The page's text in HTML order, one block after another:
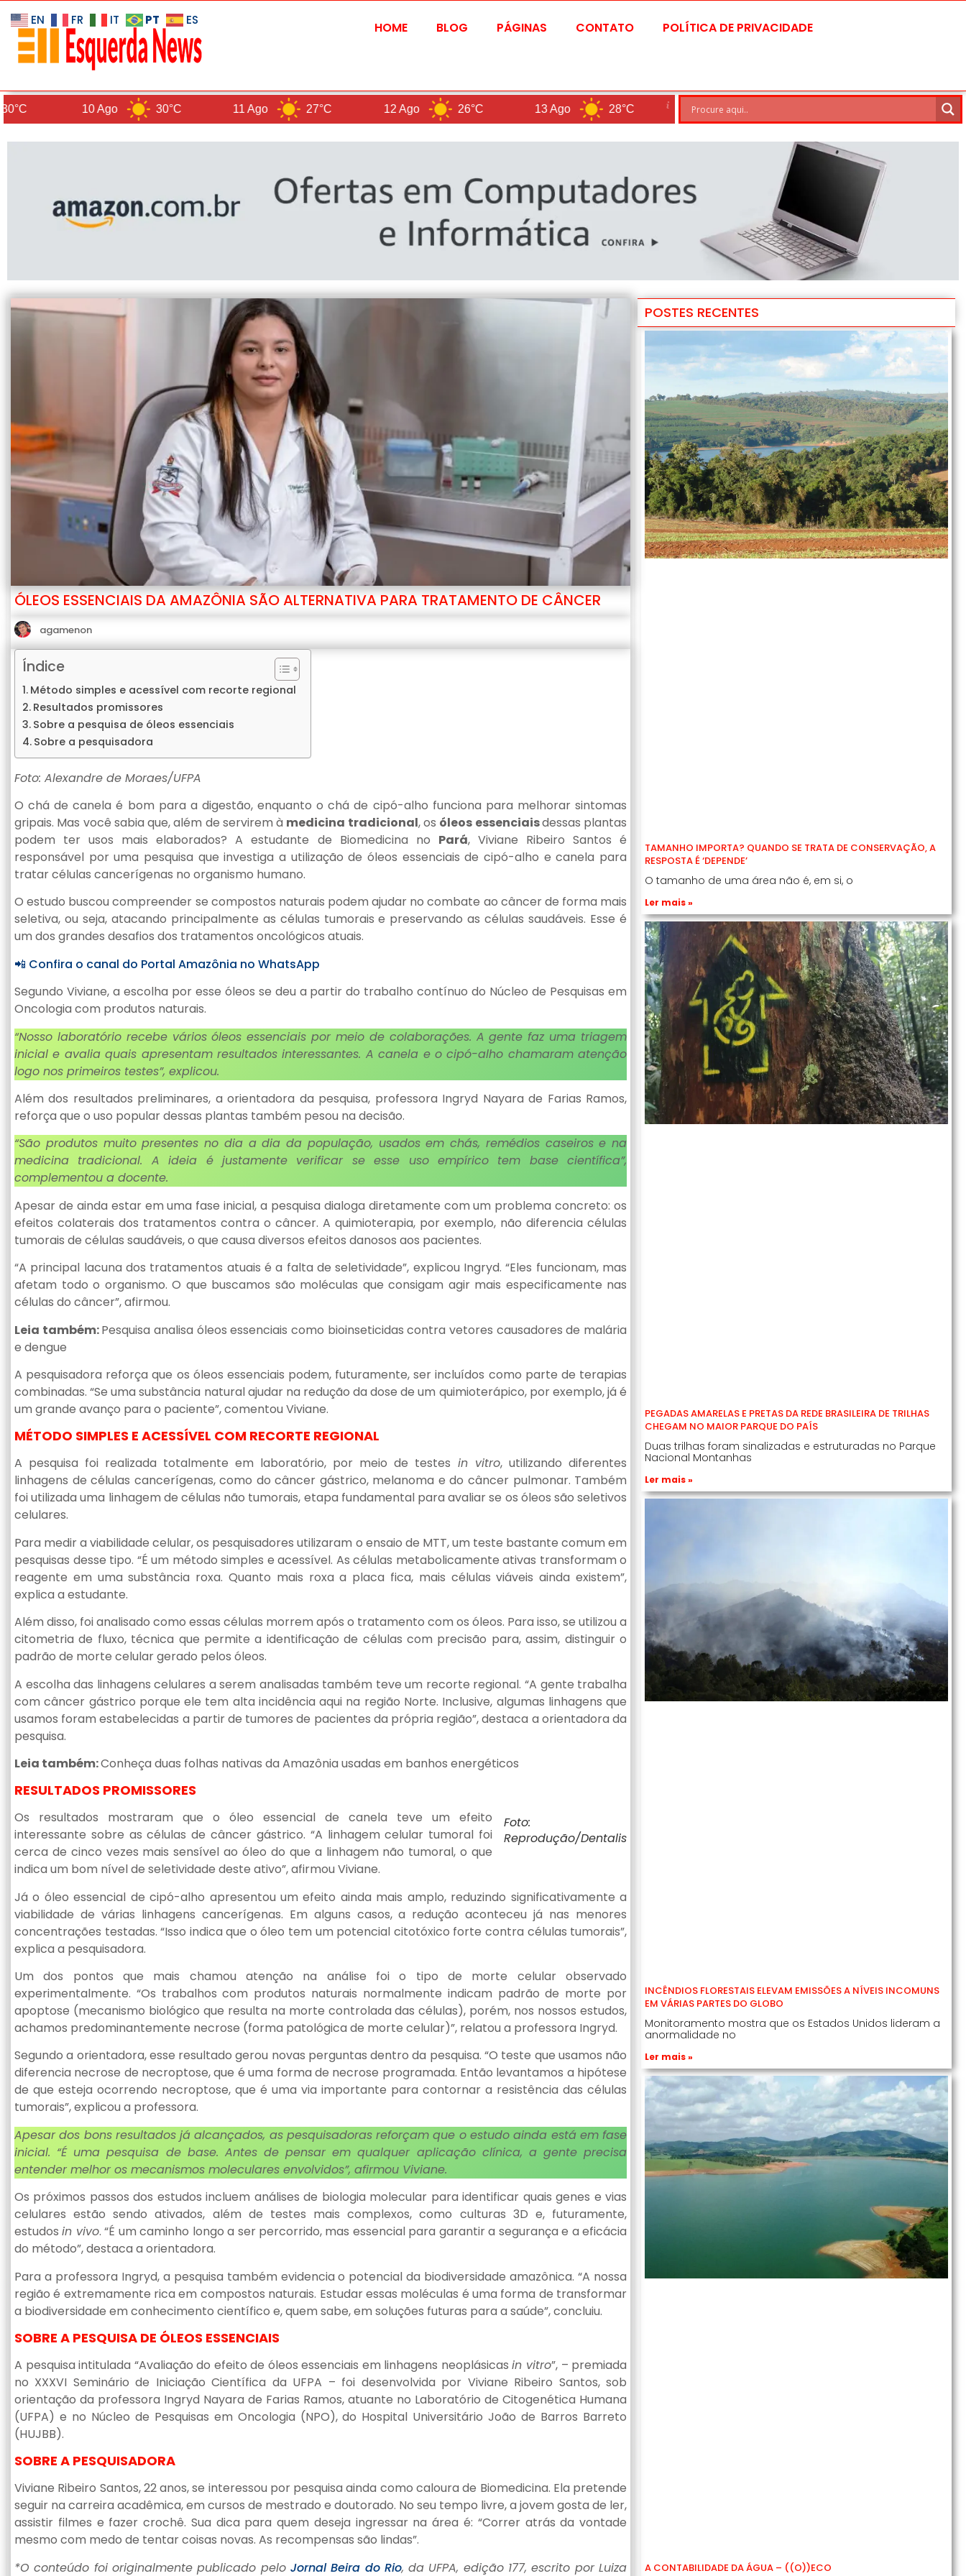
HOME BLOG PÁGINAS CONTATO POLÍTICA DE PRIVACIDADE
30°C 27°C 26°C 28°C Brasilia 8
ÓLEOS ESSENCIAIS DA AMAZÔNIA SÃO ALTERNATIVA PARA TRATAMENTO DE CÂNCER
agamenon
Índice
Método simples e acessível com recorte regional
Resultados promissores
Sobre a pesquisa de óleos essenciais
Sobre a pesquisadora
Foto: Alexandre de Moraes/UFPA
O chá de canela é bom para a digestão, enquanto o chá de cipó-alho funciona para melhorar sintomas
gripais. Mas você sabia que, além de servirem à medicina tradicional, os óleos essenciaisdessas plantas
podem ter usos mais elaborados? A estudante de Biomedicina no Pará, Viviane Ribeiro Santos é
responsável por uma pesquisa que investiga a utilização de óleos essenciais de cipó-alho e canela para
tratar células cancerígenas no organismo humano.
O estudo buscou compreender se compostos naturais podem ajudar no combate ao câncer de forma mais
seletiva, ou seja, atacando principalmente as células tumorais e preservando as células saudáveis. Esse é
um dos grandes desafios dos tratamentos oncológicos atuais.
📲 Confira o canal do Portal Amazônia no WhatsApp
Segundo Viviane, a escolha por esse óleos se deu a partir do trabalho contínuo do Núcleo de Pesquisas em
Oncologia com produtos naturais.
“Nosso laboratório recebe vários óleos essenciais por meio de colaborações. A gente faz uma triagem
inicial e avalia quais apresentam resultados interessantes. A canela e o cipó-alho chamaram atenção
logo nos primeiros testes”, explicou.
Além dos resultados preliminares, a orientadora da pesquisa, professora Ingryd Nayara de Farias Ramos,
reforça que o uso popular dessas plantas também pesou na decisão.
“São produtos muito presentes no dia a dia da população, usados em chás, remédios caseiros e na
medicina tradicional. A ideia é justamente verificar se esse uso empírico tem base científica”,
complementou a docente.
Apesar de ainda estar em uma fase inicial, a pesquisa dialoga diretamente com um problema concreto: os
efeitos colaterais dos tratamentos contra o câncer. A quimioterapia, por exemplo, não diferencia células
tumorais de células saudáveis, o que causa diversos efeitos danosos aos pacientes.
“A principal lacuna dos tratamentos atuais é a falta de seletividade”, explicou Ingryd. “Eles funcionam, mas
afetam todo o organismo. O que buscamos são moléculas que consigam agir mais especificamente nas
células do câncer”, afirmou.
Leia também:Pesquisa analisa óleos essenciais como bioinseticidas contra vetores causadores de malária
e dengue
A pesquisadora reforça que os óleos essenciais podem, futuramente, ser incluídos como parte de terapias
combinadas. “Se uma substância natural ajudar na redução da dose de um quimioterápico, por exemplo, já é
um grande avanço para o paciente”, comentou Viviane.
MÉTODO SIMPLES E ACESSÍVEL COM RECORTE REGIONAL
A pesquisa foi realizada totalmente em laboratório, por meio de testes in vitro, utilizando diferentes
linhagens de células cancerígenas, como do câncer gástrico, melanoma e do câncer pulmonar. Também
foi utilizada uma linhagem de células não tumorais, etapa fundamental para avaliar se os óleos são seletivos
celulares.
Para medir a viabilidade celular, os pesquisadores utilizaram o ensaio de MTT, um teste bastante comum em
pesquisas desse tipo. “É um método simples e acessível. As células metabolicamente ativas transformam o
reagente em uma substância roxa. Quanto mais roxa a placa fica, mais células viáveis ainda existem”,
explica a estudante.
Além disso, foi analisado como essas células morrem após o tratamento com os óleos. Para isso, se utilizou a
citometria de fluxo, técnica que permite a identificação de células com precisão para, assim, distinguir o
padrão de morte celular gerado pelos óleos.
A escolha das linhagens celulares a serem analisadas também teve um recorte regional. “A gente trabalha
com câncer gástrico porque ele tem alta incidência aqui na região Norte. Inclusive, algumas linhagens que
usamos foram estabelecidas a partir de tumores de pacientes da própria região”, destaca a orientadora da
pesquisa.
Leia também:Conheça duas folhas nativas da Amazônia usadas em banhos energéticos
RESULTADOS PROMISSORES
Foto:
Reprodução/Dentalis
Os resultados mostraram que o óleo essencial de canela teve um efeito
interessante sobre as células de câncer gástrico. “A linhagem celular tumoral foi
cerca de cinco vezes mais sensível ao óleo do que a linhagem não tumoral, o que
indica um bom nível de seletividade deste ativo”, afirmou Viviane.
Já o óleo essencial de cipó-alho apresentou um efeito ainda mais amplo, reduzindo significativamente a
viabilidade de várias linhagens cancerígenas. Em alguns casos, a redução aconteceu já nas menores
concentrações testadas. “Isso indica que o óleo tem um potencial citotóxico forte contra células tumorais”,
explica a pesquisadora.
Um dos pontos que mais chamou atenção na análise foi o tipo de morte celular observado
experimentalmente. “Os trabalhos com produtos naturais normalmente indicam padrão de morte por
apoptose (mecanismo biológico que resulta na morte controlada das células), porém, nos nossos estudos,
achamos predominantemente necrose (forma patológica de morte celular)”, relatou a professora Ingryd.
Segundo a orientadora, esse resultado gerou novas perguntas dentro da pesquisa. “O teste que usamos não
diferencia necrose de necroptose, que é uma forma de necrose programada. Então levantamos a hipótese
de que esteja ocorrendo necroptose, que é uma via importante para contornar a resistência das células
tumorais”, explicou a professora.
Apesar dos bons resultados já alcançados, as pesquisadoras reforçam que o estudo ainda está em fase
inicial. “É uma pesquisa de base. Antes de pensar em qualquer aplicação clínica, a gente precisa
entender melhor os mecanismos moleculares envolvidos”, afirmou Viviane.
Os próximos passos dos estudos incluem análises de biologia molecular para identificar quais genes e vias
celulares estão sendo ativados, além de testes mais complexos, como culturas 3D e, futuramente,
estudosin vivo. “É um caminho longo a ser percorrido, mas essencial para garantir a segurança e a eficácia
do método”, destaca a orientadora.
Para a professora Ingryd, a pesquisa também evidencia o potencial da biodiversidade amazônica. “A nossa
região é extremamente rica em compostos naturais. Estudar essas moléculas é uma forma de transformar
a biodiversidade em conhecimento científico e, quem sabe, em soluções futuras para a saúde”, concluiu.
SOBRE A PESQUISA DE ÓLEOS ESSENCIAIS
A pesquisa intitulada “Avaliação do efeito de óleos essenciais em linhagens neoplásicasin vitro”, – premiada
no XXXVI Seminário de Iniciação Científica da UFPA – foi desenvolvida por Viviane Ribeiro Santos, sob
orientação da professora Ingryd Nayara de Farias Ramos, atuante no Laboratório de Citogenética Humana
(UFPA) e no Núcleo de Pesquisas em Oncologia (NPO), do Hospital Universitário João de Barros Barreto
(HUJBB).
SOBRE A PESQUISADORA
Viviane Ribeiro Santos, 22 anos, se interessou por pesquisa ainda como caloura de Biomedicina. Ela pretende
seguir na carreira acadêmica, em cursos de mestrado e doutorado. No seu tempo livre, a jovem gosta de ler,
assistir filmes e fazer crochê. Sua dica para quem deseja ingressar na área é: “Correr atrás da vontade
mesmo com medo de tentar coisas novas. As recompensas são lindas”.
*O conteúdo foi originalmente publicado pelo Jornal Beira do Rio, da UFPA, edição 177, escrito por Luiza
POSTES RECENTES
TAMANHO IMPORTA? QUANDO SE TRATA DE CONSERVAÇÃO, A
RESPOSTA É ‘DEPENDE’
O tamanho de uma área não é, em si, o
Ler mais »
PEGADAS AMARELAS E PRETAS DA REDE BRASILEIRA DE TRILHAS
CHEGAM NO MAIOR PARQUE DO PAÍS
Duas trilhas foram sinalizadas e estruturadas no Parque
Nacional Montanhas
Ler mais »
INCÊNDIOS FLORESTAIS ELEVAM EMISSÕES A NÍVEIS INCOMUNS
EM VÁRIAS PARTES DO GLOBO
Monitoramento mostra que os Estados Unidos lideram a
anormalidade no
Ler mais »
A CONTABILIDADE DA ÁGUA – ((O))ECO
EN FR IT PT ES